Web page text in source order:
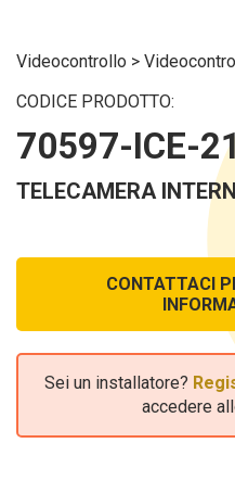
Videocontrollo >
CODICE PRODOTTO:
70597-ICE-
TELECAMERA
CONTATTACI
Sei un installatore?
accedere